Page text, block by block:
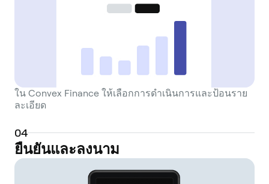
ใน Convex Finance ให้เลือกการดำเนินการและป้อนราย
ละเอียด
04
ยืนยันและลงนาม